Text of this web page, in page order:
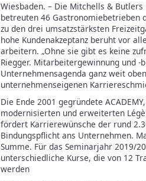
Wiesbaden. – Die Mitchells &
betreuten 46 Gastronomiebetrieben
zu den drei umsatzstärksten
hohe Kundenakzeptanz beruht vor
arbeitern. „Ohne sie gibt es keine
Riegger. Mitarbeitergewinnung und -
Unternehmensagenda ganz weit
unternehmenseigenen
Die Ende 2001 gegründete
modernisierten und erweiterten
fördert Karrierewünsche der rund
Bindungspflicht ans Unternehmen.
Summe. Für das Seminarjahr 2019/
unterschiedliche Kurse, die von 12
werden